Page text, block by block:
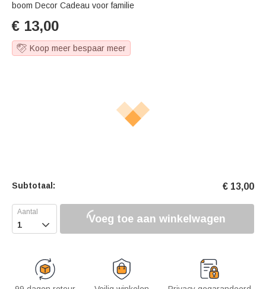
boom Decor Cadeau voor familie
€ 13,00
Koop meer bespaar meer
Subtotaal: € 13,00
 Voeg toe aan winkelwagen